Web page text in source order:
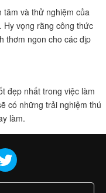
tâm và thử nghiệm của
Hy vọng rằng công thức
thơm ngon cho các dịp
đẹp nhất trong việc làm
có những trải nghiệm thú
làm.